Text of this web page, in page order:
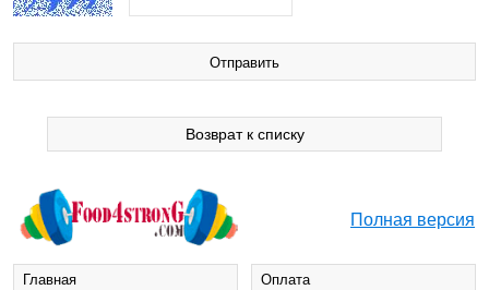
Возврат к списку
Полная версия
Главная Оплата